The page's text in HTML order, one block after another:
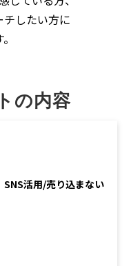
したい方に
の内容
SNS活用/売り込まない